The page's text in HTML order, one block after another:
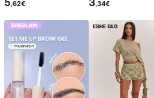
5,62€ 3,34€